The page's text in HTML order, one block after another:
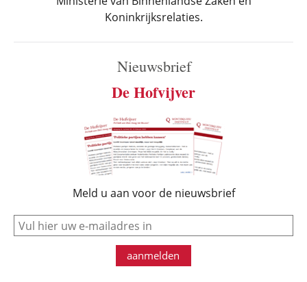
Koninkrijksrelaties.
Nieuwsbrief
De Hofvijver
Meld u aan voor de nieuwsbrief
e-mail
aanmelden